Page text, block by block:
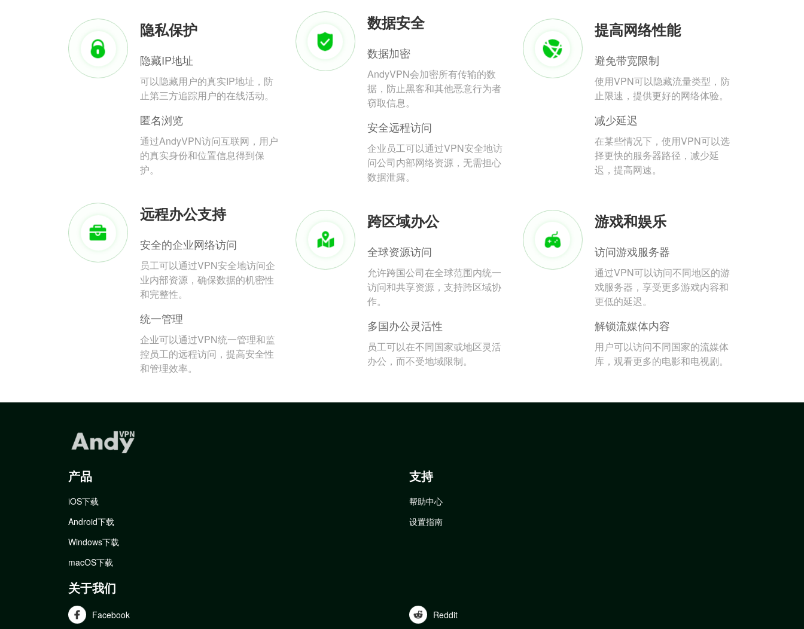
隐私保护
隐藏IP地址
可以隐藏用户的真实IP地址，防
止第三方追踪用户的在线活动。
匿名浏览
通过AndyVPN访问互联网，用户
的真实身份和位置信息得到保
护。
数据安全
数据加密
AndyVPN会加密所有传输的数
据，防止黑客和其他恶意行为者
窃取信息。
安全远程访问
企业员工可以通过VPN安全地访
问公司内部网络资源，无需担心
数据泄露。
提高网络性能
避免带宽限制
使用VPN可以隐藏流量类型，防
止限速，提供更好的网络体验。
减少延迟
在某些情况下，使用VPN可以选
择更快的服务器路径，减少延
迟，提高网速。
远程办公支持
安全的企业网络访问
员工可以通过VPN安全地访问企
业内部资源，确保数据的机密性
和完整性。
统一管理
企业可以通过VPN统一管理和监
控员工的远程访问，提高安全性
和管理效率。
跨区域办公
全球资源访问
允许跨国公司在全球范围内统一
访问和共享资源，支持跨区域协
作。
多国办公灵活性
员工可以在不同国家或地区灵活
办公，而不受地域限制。
游戏和娱乐
访问游戏服务器
通过VPN可以访问不同地区的游
戏服务器，享受更多游戏内容和
更低的延迟。
解锁流媒体内容
用户可以访问不同国家的流媒体
库，观看更多的电影和电视剧。
产品
iOS下载
Android下载
Windows下载
macOS下载
支持
帮助中心
设置指南
关于我们
Facebook Reddit